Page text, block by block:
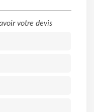
votre devis